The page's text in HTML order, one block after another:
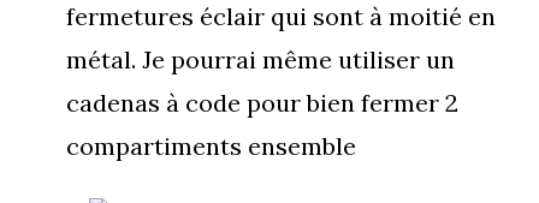
fermetures éclair qui sont à moitié en
métal. Je pourrai même utiliser un
cadenas à code pour bien fermer 2
compartiments ensemble